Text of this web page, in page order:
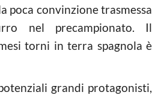
poca convinzione trasmessa
nel precampionato. Il
torni in terra spagnola è
grandi protagonisti,